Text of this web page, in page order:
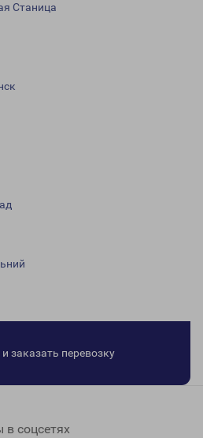
Станица
заказать перевозку
соцсетях